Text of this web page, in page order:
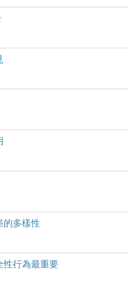
的多樣性
性行為最重要